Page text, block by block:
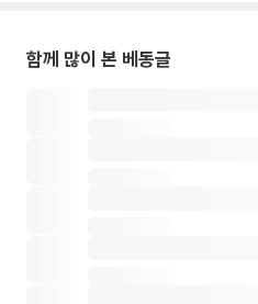
함께 많이 본 베동글